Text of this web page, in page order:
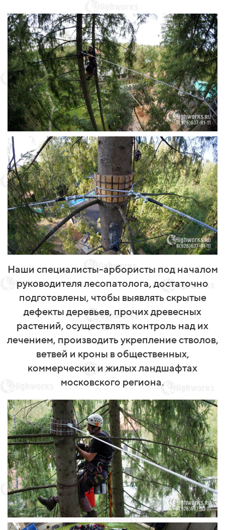
Наши специалисты-арбористы под началом
руководителя лесопатолога, достаточно
подготовлены, чтобы выявлять скрытые
дефекты деревьев, прочих древесных
растений, осуществлять контроль над их
лечением, производить укрепление стволов,
ветвей и кроны в общественных,
коммерческих и жилых ландшафтах
московского региона.